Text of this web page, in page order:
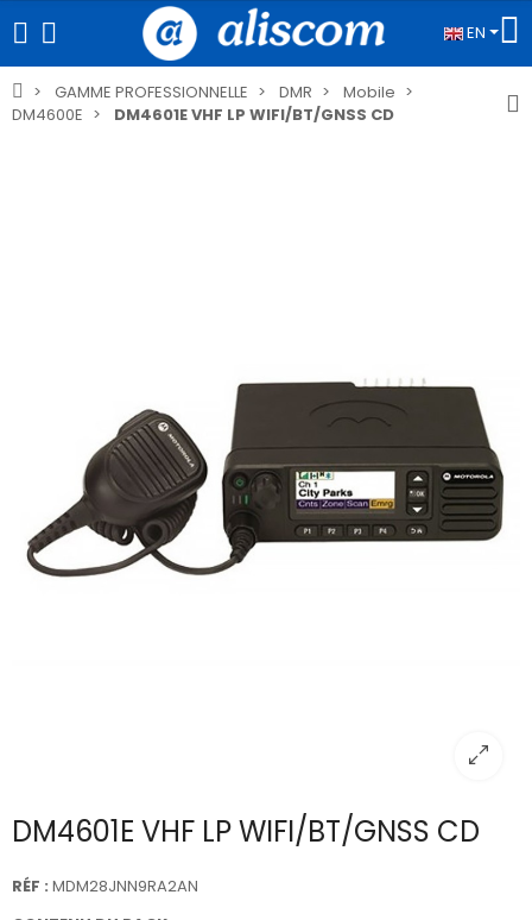
EN
GAMME PROFESSIONNELLE DMR
Mobile
DM4600E
DM4601E VHF LP WIFI/BT/GNSS CD
DM4601E VHF LP WIFI/BT/GNSS CD
RÉF : MDM28JNN9RA2AN